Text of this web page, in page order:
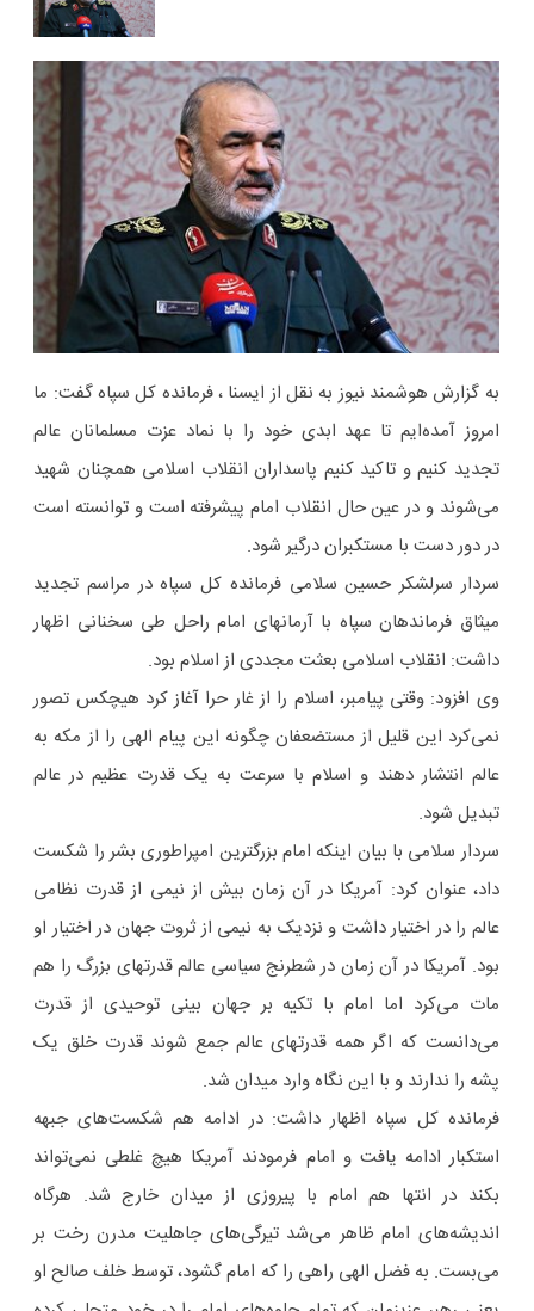
به گزارش هوشمند نیوز به نقل از ایسنا ، فرمانده کل سپاه گفت: ما
امروز آمده‌ایم تا عهد ابدی خود را با نماد عزت مسلمانان عالم
تجدید کنیم و تاکید کنیم پاسداران انقلاب اسلامی همچنان شهید
می‌شوند و در عین حال انقلاب امام پیشرفته است و توانسته است
در دور دست با مستکبران درگیر شود.
سردار سرلشکر حسین سلامی فرمانده کل سپاه در مراسم تجدید
میثاق فرماندهان سپاه با آرمانهای امام راحل طی سخنانی اظهار
داشت: انقلاب اسلامی بعثت مجددی از اسلام بود.
وی افزود: وقتی پیامبر، اسلام را از غار حرا آغاز کرد هیچکس تصور
نمی‌کرد این قلیل از مستضعفان چگونه این پیام الهی را از مکه به
عالم انتشار دهند و اسلام با سرعت به یک قدرت عظیم در عالم
تبدیل شود.
سردار سلامی با بیان اینکه امام بزرگترین امپراطوری بشر را شکست
داد، عنوان کرد: آمریکا در آن زمان بیش از نیمی از قدرت نظامی
عالم را در اختیار داشت و نزدیک به نیمی از ثروت جهان در اختیار او
بود. آمریکا در آن زمان در شطرنج سیاسی عالم قدرتهای بزرگ را هم
مات می‌کرد اما امام با تکیه بر جهان بینی توحیدی از قدرت
می‌دانست که اگر همه قدرتهای عالم جمع شوند قدرت خلق یک
پشه را ندارند و با این نگاه وارد میدان شد.
فرمانده کل سپاه اظهار داشت: در ادامه هم شکست‌های جبهه
استکبار ادامه یافت و امام فرمودند آمریکا هیچ غلطی نمی‌تواند
بکند در انتها هم امام با پیروزی از میدان خارج شد. هرگاه
اندیشه‌های امام ظاهر می‌شد تیرگی‌های جاهلیت مدرن رخت بر
می‌بست. به فضل الهی راهی را که امام گشود، توسط خلف صالح او